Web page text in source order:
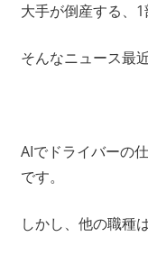
大手が倒産する、1
そんなニュース最
AIでドライバーの
です。
しかし、他の職種